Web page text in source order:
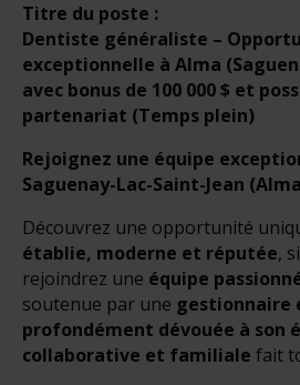
Titre du poste :
Dentiste généraliste –
exceptionnelle à Alma (
avec bonus de 100 000 $ et
partenariat (Temps plein)
Rejoignez une équipe
Saguenay-Lac-Saint-Jean
Découvrez une opportunité
établie, moderne et réputée,
rejoindrez une équipe
soutenue par une gestionnaire
profondément dévouée à son
collaborative et familiale fait